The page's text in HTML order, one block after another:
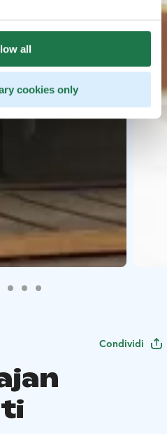
all
cookies only
Condividi